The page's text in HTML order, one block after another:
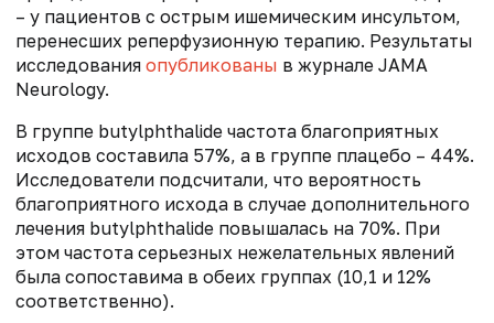
– у пациентов с острым ишемическим инсультом,
перенесших реперфузионную терапию. Результаты
исследования опубликованы в журнале JAMA
Neurology.
В группе butylphthalide частота благоприятных
исходов составила 57%, а в группе плацебо – 44%.
Исследователи подсчитали, что вероятность
благоприятного исхода в случае дополнительного
лечения butylphthalide повышалась на 70%. При
этом частота серьезных нежелательных явлений
была сопоставима в обеих группах (10,1 и 12%
соответственно).